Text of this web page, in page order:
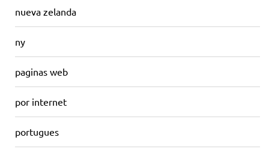
nueva zelanda
ny
paginas web
por internet
portugues